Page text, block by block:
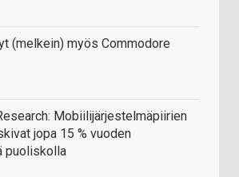
(melkein) myös Commodore
Mobiilijärjestelmäpiirien
jopa 15 % vuoden
puoliskolla